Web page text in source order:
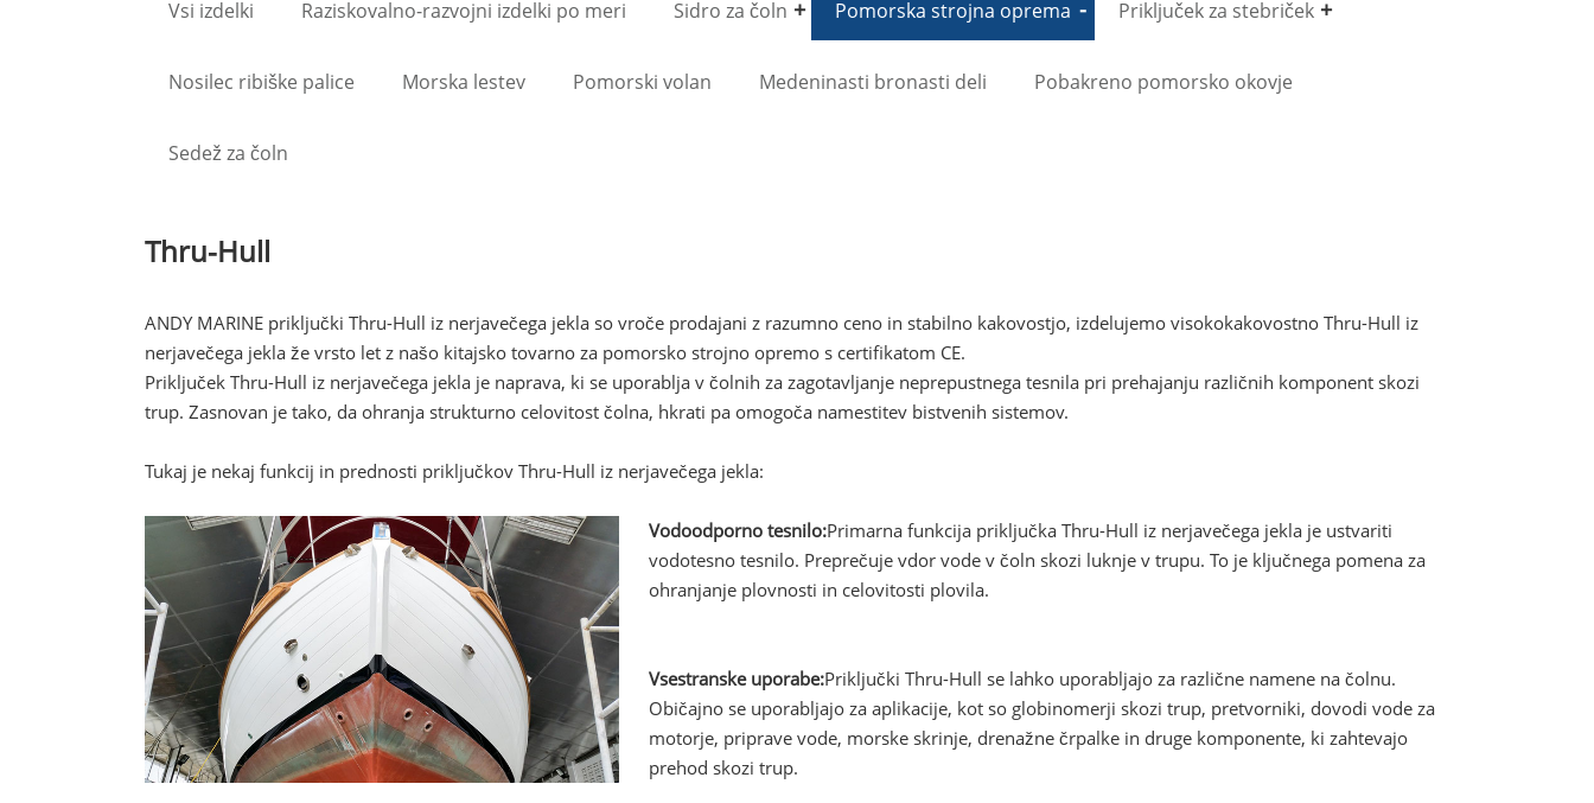
Vsi izdelki Raziskovalno-razvojni izdelki po meri Sidro za čoln Pomorska strojna oprema Priključek za stebriček
Nosilec ribiške palice Morska lestev Pomorski volan Medeninasti bronasti deli Pobakreno pomorsko okovje
Sedež za čoln
Thru-Hull
ANDY MARINE priključki Thru-Hull iz nerjavečega jekla so vroče prodajani z razumno ceno in stabilno kakovostjo, izdelujemo visokokakovostno Thru-Hull iz
nerjavečega jekla že vrsto let z našo kitajsko tovarno za pomorsko strojno opremo s certifikatom CE.
Priključek Thru-Hull iz nerjavečega jekla je naprava, ki se uporablja v čolnih za zagotavljanje neprepustnega tesnila pri prehajanju različnih komponent skozi
trup. Zasnovan je tako, da ohranja strukturno celovitost čolna, hkrati pa omogoča namestitev bistvenih sistemov.
Tukaj je nekaj funkcij in prednosti priključkov Thru-Hull iz nerjavečega jekla:
Vodoodporno tesnilo:Primarna funkcija priključka Thru-Hull iz nerjavečega jekla je ustvariti
vodotesno tesnilo. Preprečuje vdor vode v čoln skozi luknje v trupu. To je ključnega pomena za
ohranjanje plovnosti in celovitosti plovila.
Vsestranske uporabe:Priključki Thru-Hull se lahko uporabljajo za različne namene na čolnu.
Običajno se uporabljajo za aplikacije, kot so globinomerji skozi trup, pretvorniki, dovodi vode za
motorje, priprave vode, morske skrinje, drenažne črpalke in druge komponente, ki zahtevajo
prehod skozi trup.